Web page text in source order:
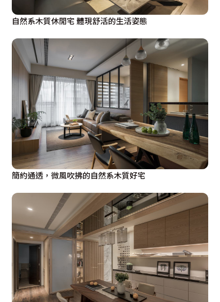
自然系木質休閒宅 體現舒活的生活姿態
簡約通透，微風吹拂的自然系木質好宅